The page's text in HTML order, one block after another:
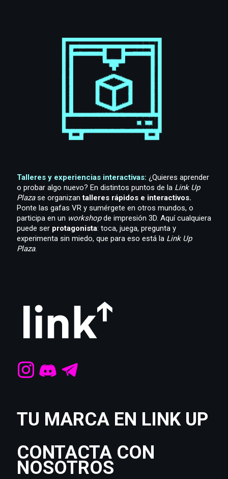
Talleres y experiencias interactivas: ¿Quieres aprender
o probar algo nuevo? En distintos puntos de la Link Up
Plazase organizantalleres rápidos e interactivos.
Ponte las gafas VR y sumérgete en otros mundos, o
participa en un workshopde impresión 3D. Aquí cualquiera
puede ser protagonista: toca, juega, pregunta y
experimenta sin miedo, que para eso está la Link Up
Plaza.
TU MARCA EN LINK UP
CONTACTA CON
NOSOTROS